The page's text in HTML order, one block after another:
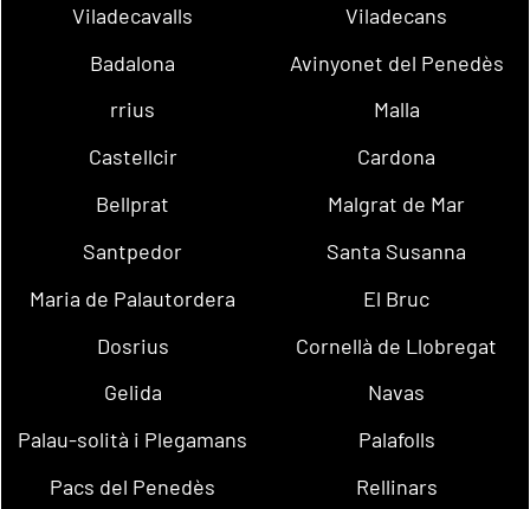
Viladecavalls
Viladecans
Badalona
Avinyonet del Penedès
rrius
Malla
Castellcir
Cardona
Bellprat
Malgrat de Mar
Santpedor
Santa Susanna
Maria de Palautordera
El Bruc
Dosrius
Cornellà de Llobregat
Gelida
Navas
Palau-solità i Plegamans
Palafolls
Pacs del Penedès
Rellinars